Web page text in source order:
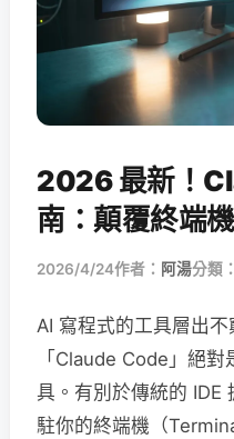
2026 最新！
南：顛覆終端
2026/4/24作者： 阿湯分類：
AI 寫程式的工具層出
「Claude Code」絕
具。有別於傳統的 IDE
駐你的終端機（